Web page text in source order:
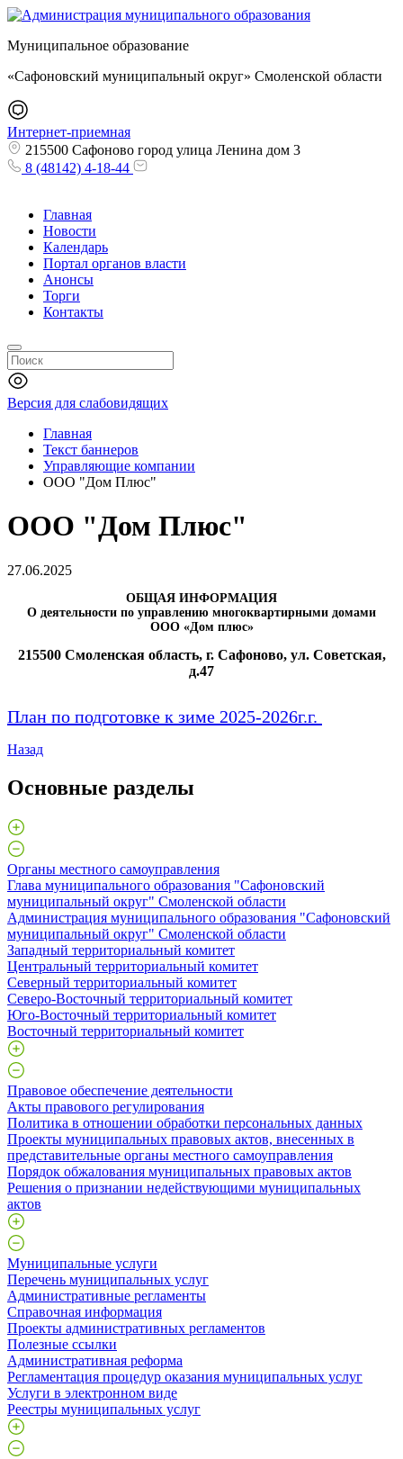
Муниципальное образование
«Сафоновский муниципальный округ» Смоленской области
Интернет-приемная
215500 Сафоново город улица Ленина дом 3
8 (48142) 4-18-44
Главная
Новости
Календарь
Портал органов власти
Анонсы
Торги
Контакты
Версия для слабовидящих
Главная
Текст баннеров
Управляющие компании
ООО "Дом Плюс"
ООО "Дом Плюс"
27.06.2025
ОБЩАЯ ИНФОРМАЦИЯ
О деятельности по управлению многоквартирными домами
ООО «Дом плюс»
215500 Смоленская область, г. Сафоново, ул. Советская,
д.47
План по подготовке к зиме 2025-2026г.г.
Назад
Основные разделы
Органы местного самоуправления
Глава муниципального образования "Сафоновский
муниципальный округ" Смоленской области
Администрация муниципального образования "Сафоновский
муниципальный округ" Смоленской области
Западный территориальный комитет
Центральный территориальный комитет
Северный территориальный комитет
Северо-Восточный территориальный комитет
Юго-Восточный территориальный комитет
Восточный территориальный комитет
Правовое обеспечение деятельности
Акты правового регулирования
Политика в отношении обработки персональных данных
Проекты муниципальных правовых актов, внесенных в
представительные органы местного самоуправления
Порядок обжалования муниципальных правовых актов
Решения о признании недействующими муниципальных
актов
Муниципальные услуги
Перечень муниципальных услуг
Административные регламенты
Справочная информация
Проекты административных регламентов
Полезные ссылки
Административная реформа
Регламентация процедур оказания муниципальных услуг
Услуги в электронном виде
Реестры муниципальных услуг